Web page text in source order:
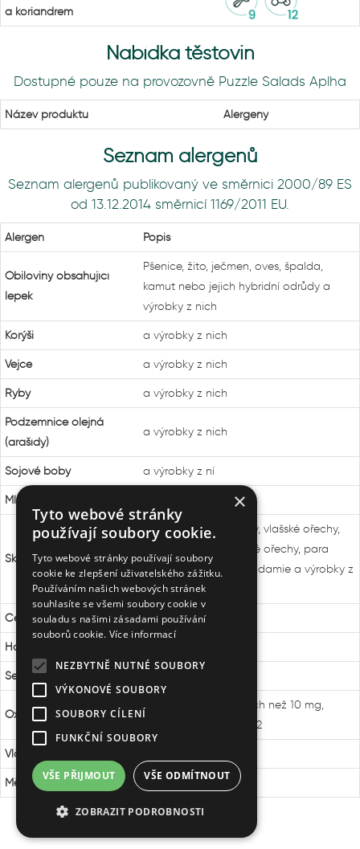
a koriandrem
Nabídka těstovin
Dostupné pouze na provozovně Puzzle Salads Aplha
Název produktu Alergeny
Seznam alergenů
Seznam alergenů publikovaný ve směrnici 2000/89 ES
od 13.12.2014 směrnicí 1169/2011 EU.
Alergen Popis
Obiloviny obsahující
lepek
Pšenice, žito, ječmen, oves, špalda,
kamut nebo jejich hybridní odrůdy a
výrobky z nich
Korýši a výrobky z nich
Vejce a výrobky z nich
Ryby a výrobky z nich
Podzemnice olejná
(arašídy)
a výrobky z nich
Sójové boby a výrobky z ní
Mléko
Skořápkové plody
Mandle, lískové ořechy, vlašské ořechy,
kešu ořechy, pekanové ořechy, para
ořechy, pistácie, makadamie a výrobky z
nich
Celer a výrobky z něj
Hořčice
Sezamová semena
Oxid siřičitý a siřičitany
v koncentracích vyšších než 10 mg,
ml/kg, l, vyjádřeno SO2
Vlčí bob (lupina)
Měkkýši a výrobky z nich
×
Tyto webové stránky
používají soubory cookie.
Tyto webové stránky používají soubory
cookie ke zlepšení uživatelského zážitku.
Používáním našich webových stránek
souhlasíte se všemi soubory cookie v
souladu s našimi zásadami používání
souborů cookie. Více informací
NEZBYTNĚ NUTNÉ SOUBORY
VÝKONOVÉ SOUBORY
SOUBORY CÍLENÍ
FUNKČNÍ SOUBORY
VŠE PŘIJMOUT VŠE ODMÍTNOUT
ZOBRAZIT PODROBNOSTI